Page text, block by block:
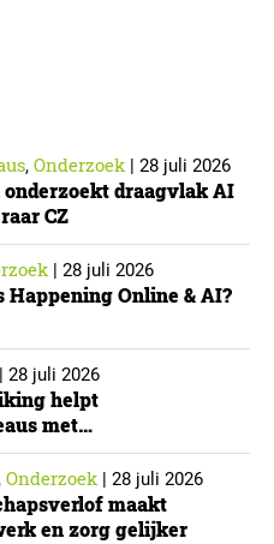
, Onderzoek| 28 juli 2026
draagvlak AI
CZ
| 28 juli 2026
Happening Online & AI?
| 28 juli 2026
helpt
met
, Onderzoek| 28 juli 2026
maakt
en zorg gelijker